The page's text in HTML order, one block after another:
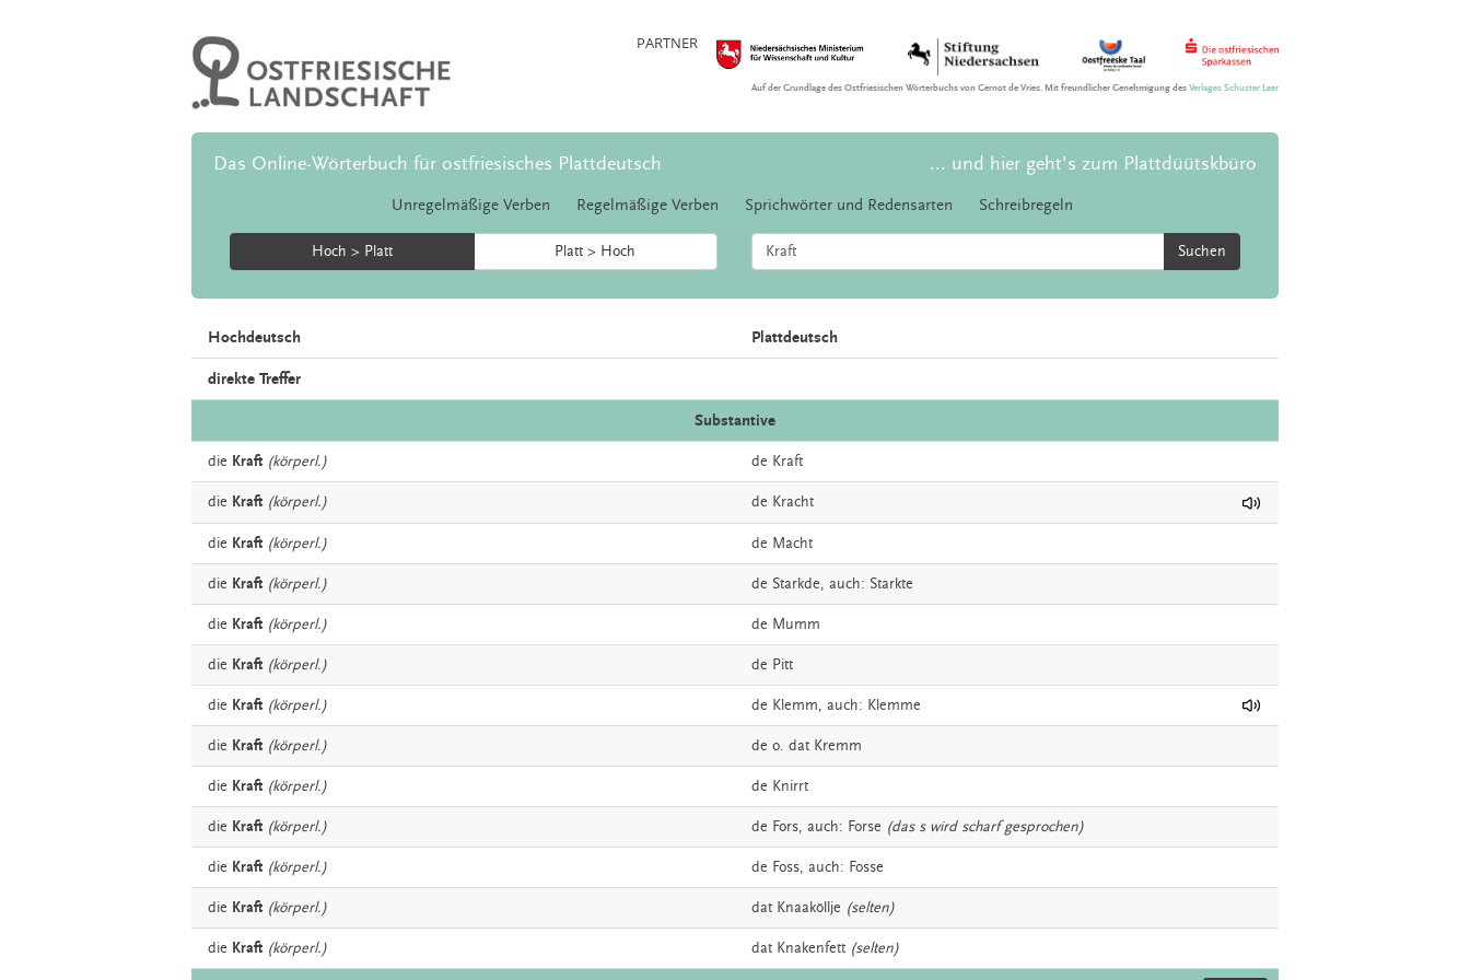
PARTNER
Auf der Grundlage des Ostfriesischen Wörterbuchs von Gernot de Vries. Mit freundlicher Genehmigung desVerlages Schuster Leer
Das Online-Wörterbuch für ostfriesisches Plattdeutsch ... und hier geht's zum Plattdüütskbüro
Unregelmäßige Verben Regelmäßige Verben Sprichwörter und Redensarten Schreibregeln
Hoch > Platt Platt > Hoch Suchen
Hochdeutsch Plattdeutsch
direkte Treffer
Substantive
die Kraft (körperl.) de Kraft
die Kraft (körperl.) de Kracht
die Kraft (körperl.) de Macht
die Kraft (körperl.) de Starkde, auch: Starkte
die Kraft (körperl.) de Mumm
die Kraft (körperl.) de Pitt
die Kraft (körperl.) de Klemm, auch: Klemme
die Kraft (körperl.) de o. dat Kremm
die Kraft (körperl.) de Knirrt
die Kraft (körperl.) de Fors, auch: Forse (das s wird scharf gesprochen)
die Kraft (körperl.) de Foss, auch: Fosse
die Kraft (körperl.) dat Knaaköllje (selten)
die Kraft (körperl.) dat Knakenfett (selten)